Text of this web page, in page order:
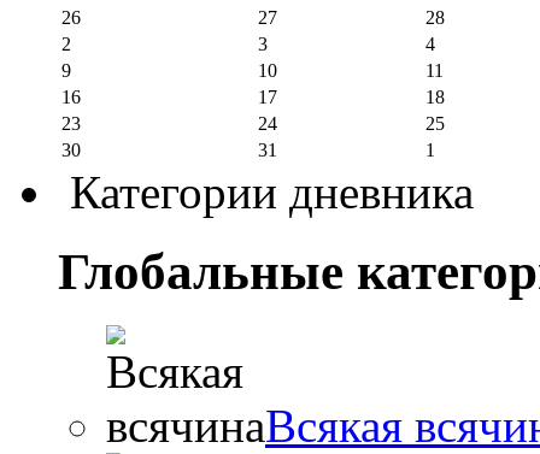
26
27
28
2
3
4
9
10
11
16
17
18
23
24
25
30
31 1
Категории дневника
Глобальные
Всякая